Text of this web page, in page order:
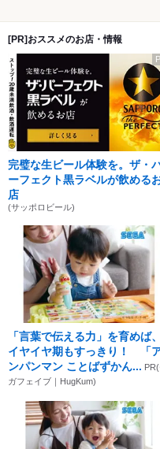
[PR]おススメのお店・情報
完璧な生ビール体験を。ザ・
ーフェクト黒ラベルが飲める
店
(サッポロビール)
「言葉で伝える力」を育めば、
イヤイヤ期もすっきり！ 「
ンパンマン ことばずかん...
ガフェイブ｜HugKum)